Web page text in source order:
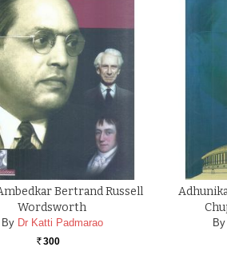
Bertrand Russell
Wordsworth
By Dr Katti Padmarao
Rs. 300
By